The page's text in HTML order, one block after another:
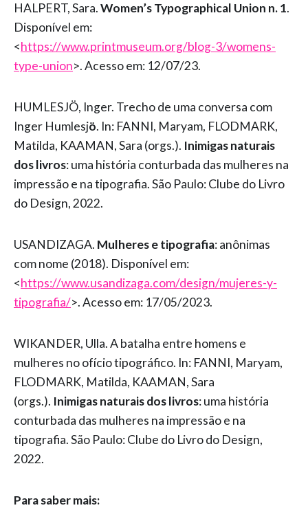
HALPERT, Sara.Women’s Typographical Union n. 1.
Disponível em:
<https://www.printmuseum.org/blog-3/womens-
type-union>. Acesso em: 12/07/23.
HUMLESJÖ, Inger. Trecho de uma conversa com
Inger Humlesjö. In: FANNI, Maryam, FLODMARK,
Matilda, KAAMAN, Sara (orgs.). Inimigas naturais
dos livros: uma história conturbada das mulheres na
impressão e na tipografia. São Paulo: Clube do Livro
do Design, 2022.
USANDIZAGA. Mulheres e tipografia: anônimas
com nome (2018). Disponível em:
<https://www.usandizaga.com/design/mujeres-y-
tipografia/>. Acesso em: 17/05/2023.
WIKANDER, Ulla. A batalha entre homens e
mulheres no ofício tipográfico. In: FANNI, Maryam,
FLODMARK, Matilda, KAAMAN, Sara
(orgs.). Inimigas naturais dos livros: uma história
conturbada das mulheres na impressão e na
tipografia. São Paulo: Clube do Livro do Design,
2022.
Para saber mais: